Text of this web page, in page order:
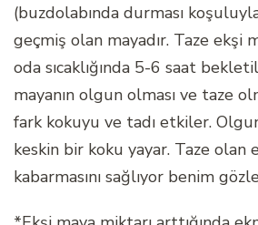
(buzdolabında durması
geçmiş olan mayadır. Taze ekşi
oda sıcaklığında 5-6 saat
mayanın olgun olması ve taze
fark kokuyu ve tadı etkiler.
keskin bir koku yayar. Taze olan
kabarmasını sağlıyor benim